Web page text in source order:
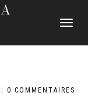
DÉPLIER
0 COMMENTAIRES